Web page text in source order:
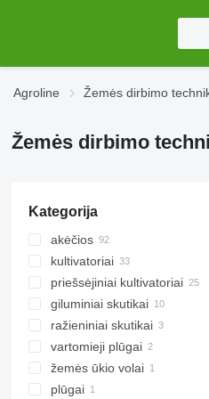
Agroline Žemės dirbimo
Žemės dirbimo
Kategorija
akėčios
aktyvios akėčios
diskinės akėčios
akėčios su spygliais
kultivatoriai
priešsėjiniai kultivatoriai
giluminiai skutikai
ražieniniai skutikai
vartomieji plūgai
žemės ūkio volai
kiti žemės ūkio volai
plūgai